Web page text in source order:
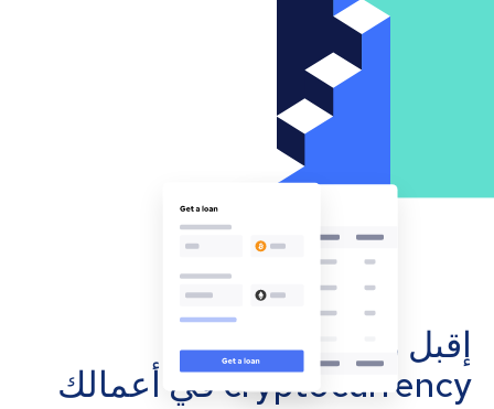
إقبل مدفوعات
cryptocurrency في أعمالك